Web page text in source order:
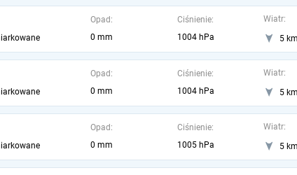
Opad:
0 mm
Ciśnienie:
1004 hPa
Wiatr:
5
Opad:
0 mm
Ciśnienie:
1004 hPa
Wiatr:
5
Opad:
0 mm
Ciśnienie:
1005 hPa
Wiatr:
5